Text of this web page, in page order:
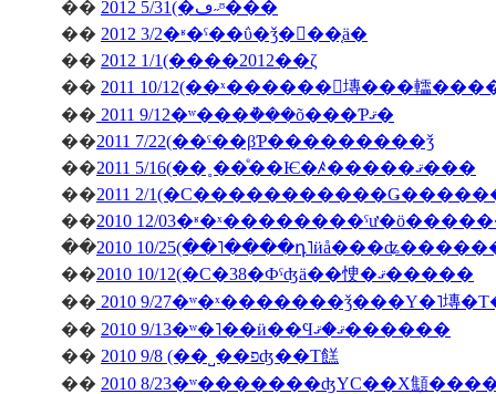
��
2012 5/31(�ڡ˶ᶷ���
�� 2012 3/2�ʶ�ˤ��ΰ�ǯ�򿶤��֤ä�
�� 2012 1/1(����2012��ζ
�� 2011 10/12(��ˣ������󥭥塼���䡼
��
2011 9/12�ʷ���ܵ���õ���Ƥޤ�
��2011 7/22(��ˤ��βƤ���������ǯ
��
2011 5/16(��˳��ͤ��Ѥ�ꤴ�����ޤ���
��
��
��2010 10/
��
2010 10/12(�С�38�Фˤʤä��㤤�ޤ�����
�� 2010 9/27�ʷ�ˣ�������ǯ���Υ�˥塼
��
2010 9/13�ʷ�˥��ӥ��Ϥޤ�ޤ������
��
2010 9/8 (��˽��פʤ��Τ餻
�� 2010 8/23�ʷ�������ʤΥС��Х顦